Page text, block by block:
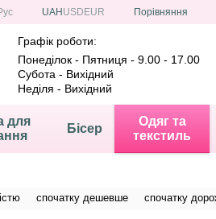
UAH USD EUR Порівняння
Графік роботи:
Понеділок - Пятниця - 9.00 - 17.00
Субота - Вихідний
Неділя - Вихідний
для
Бісер
Одяг та
текстиль
спочатку дешевше спочатку